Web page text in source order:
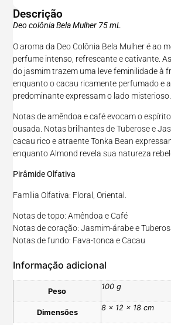
Descrição
Deo colônia Bela Mulher 75 mL
O aroma da Deo Colônia Bela Mulher é ao
perfume intenso, refrescante e cativante.
do jasmim trazem uma leve feminilidade à
enquanto o cacau ricamente perfumado e
predominante expressam o lado misterioso.
Notas de amêndoa e café evocam o
ousada. Notas brilhantes de Tuberose e
cacau rico e atraente Tonka Bean
enquanto Almond revela sua natureza
Pirâmide Olfativa
Família Olfativa: Floral, Oriental.
Notas de topo: Amêndoa e Café
Notas de coração: Jasmim-árabe e
Notas de fundo: Fava-tonca e Cacau
Informação adicional
Peso
100 g
Dimensões
8 × 12 × 18 cm